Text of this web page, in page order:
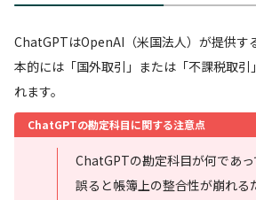
ChatGPTはOpenAI（米国法人）が提供す
本的には「国外取引」または「不課税取引
れます。
ChatGPTの勘定科目に関する注意点
ChatGPTの勘定科目が何であ
誤ると帳簿上の整合性が崩れる